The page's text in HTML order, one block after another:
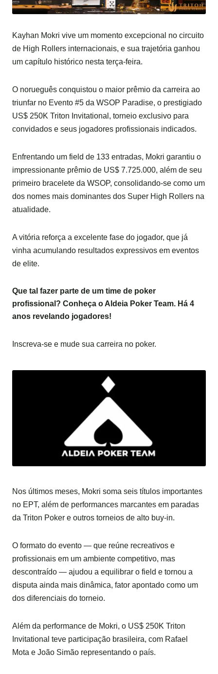
Kayhan Mokri vive um momento excepcional no circuito
de High Rollers internacionais, e sua trajetória ganhou
um capítulo histórico nesta terça-feira.
O norueguês conquistou o maior prêmio da carreira ao
triunfar no Evento #5 da WSOP Paradise, o prestigiado
US$ 250K Triton Invitational, torneio exclusivo para
convidados e seus jogadores profissionais indicados.
Enfrentando um field de 133 entradas, Mokri garantiu o
impressionante prêmio de US$ 7.725.000, além de seu
primeiro bracelete da WSOP, consolidando-se como um
dos nomes mais dominantes dos Super High Rollers na
atualidade.
A vitória reforça a excelente fase do jogador, que já
vinha acumulando resultados expressivos em eventos
de elite.
Que tal fazer parte de um time de poker
profissional? Conheça o Aldeia Poker Team. Há 4
anos revelando jogadores!
Inscreva-se e mude sua carreira no poker.
Nos últimos meses, Mokri soma seis títulos importantes
no EPT, além de performances marcantes em paradas
da Triton Poker e outros torneios de alto buy-in.
O formato do evento — que reúne recreativos e
profissionais em um ambiente competitivo, mas
descontraído — ajudou a equilibrar o field e tornou a
disputa ainda mais dinâmica, fator apontado como um
dos diferenciais do torneio.
Além da performance de Mokri, o US$ 250K Triton
Invitational teve participação brasileira, com Rafael
Mota e João Simão representando o país.